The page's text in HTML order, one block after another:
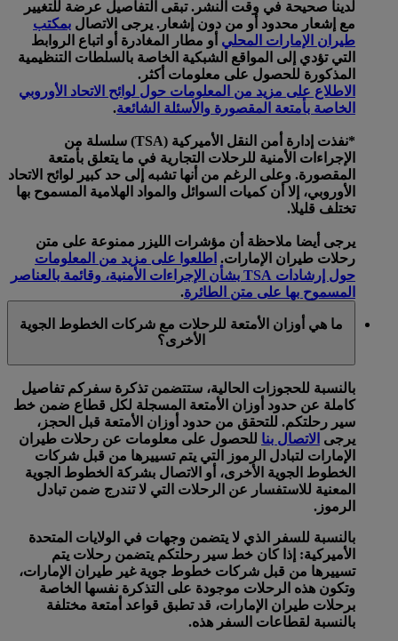
لدينا صحيحة في وقت النشر. تبقى التفاصيل عرضة للتغيير
مع إشعار محدود أو من دون إشعار. يرجى الاتصال بمكتب
طيران الإمارات المحلي أو مطار المغادرة أو اتباع الروابط
التي تؤدي إلى المواقع الشبكية الخاصة بالسلطات التنظيمية
المذكورة للحصول على معلومات أكثر.
الاطلاع على مزيد من المعلومات حول لوائح الاتحاد الأوروبي
الخاصة بأمتعة المقصورة والأسئلة الشائعة.
*نفذت إدارة أمن النقل الأميركية (TSA) سلسلة من
الإجراءات الأمنية للرحلات التجارية في ما يتعلق بأمتعة
المقصورة. وعلى الرغم من أنها تشبه إلى حد كبير لوائح الاتحاد
الأوروبي، إلا أن كميات السوائل والمواد الهلامية المسموح بها
تختلف قليلا.
يرجى أيضا ملاحظة أن مؤشرات الليزر ممنوعة على متن
رحلات طيران الإمارات. اطلعوا على مزيد من المعلومات
حول إرشادات TSA بشأن الإجراءات الأمنية، وقائمة بالعناصر
المسموح بها على متن الطائرة.
ما هي أوزان الأمتعة للرحلات مع شركات الخطوط الجوية
الأخرى؟
بالنسبة للحجوزات الحالية، ستتضمن تذكرة سفركم تفاصيل
كاملة عن حدود أوزان الأمتعة المسجلة لكل قطاع ضمن خط
سير رحلتكم. للتحقق من حدود أوزان الأمتعة قبل الحجز،
يرجى الاتصال بنا للحصول على معلومات عن رحلات طيران
الإمارات لتبادل الرموز التي يتم تسييرها من قبل شركات
الخطوط الجوية الأخرى، أو الاتصال بشركة الخطوط الجوية
المعنية للاستفسار عن الرحلات التي لا تندرج ضمن تبادل
الرموز.
بالنسبة للسفر الذي لا يتضمن وجهات في الولايات المتحدة
الأميركية: إذا كان خط سير رحلتكم يتضمن رحلات يتم
تسييرها من قبل شركات خطوط جوية غير طيران الإمارات،
وتكون هذه الرحلات موجودة على التذكرة نفسها الخاصة
برحلات طيران الإمارات، قد تطبق قواعد أمتعة مختلفة
بالنسبة لقطاعات السفر هذه.